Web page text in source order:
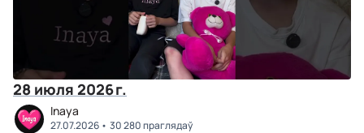
28 июля 2026 г.
Inaya
27.07.2026 30 280 праглядаў